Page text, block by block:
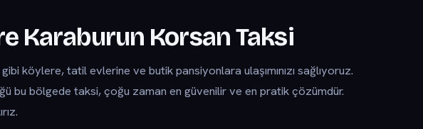
Karaburun Korsan Taksi
köylere, tatil evlerine ve butik pansiyonlara ulaşımınızı sağlıyoruz.
bu bölgede taksi, çoğu zaman en güvenilir ve en pratik çözümdür.